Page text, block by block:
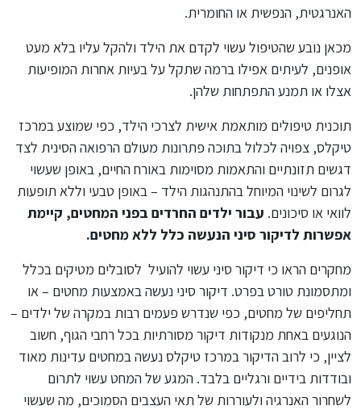
האנרגטית, הנפשית או החומרית.
מכאן נובע שהטיפול עשוי לקדם את הילד ולהקל עליו בלא מעט
אופנים, לעיתים אפילו ברמה שתקל על בעיות אחרות המופיעות
אצלו או תמנע התפתחות שלהן.
תוכנית טיפולים מותאמת אישית לצרכי הילד, כפי שמוצע במרכז
טיקלס, צפויה לכלול בתוכה פתרונות מעולם הרפואה הסינית לצד
דגשים תזונתיים והתאמות מסוימות באורח החיים, באופן שעשוי
לגרום לשינוי המיוחל בהתנהגות הילד – באופן טבעי וללא תופעות
לוואי או סיכונים. עבור ילדים החרדים בפני המחטים, קיימת
אפשרות לדיקור סיני הנעשה כלל ללא מחטים.
מחקרים הראו כי דיקור סיני עשוי להועיל לסובלים מטיקים בכלל
ומתסמונת טורט בפרט. דיקור סיני נעשה באמצעות מחטים – או
תחליפים של מחטים, כפי שנדרש פעמים רבות במקרה של ילדים –
הנוגעים באחת מנקודות דיקור מסורתיות בכל רחבי הגוף, חשוב
לציין, כי לרוב הדיקור במרכז טיקלס נעשה במחטים עדינות מאוד
ובודדות בידיים ורגליים בלבד. המגע של המחט עשוי לתרום
לשחרור האנרגיה ולעוררות של תאי העצבים הסמוכים, מה שעשוי